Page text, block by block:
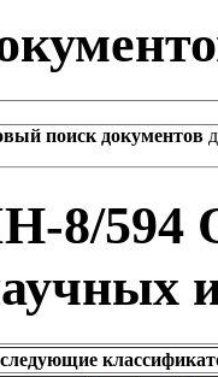
поиск документов
8/594